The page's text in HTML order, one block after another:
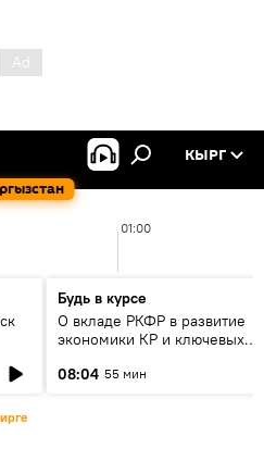
КЫРГ
01:00
Будь в курсе
О вкладе РКФР в развитие
экономики КР и ключевых
08:04 55 мин